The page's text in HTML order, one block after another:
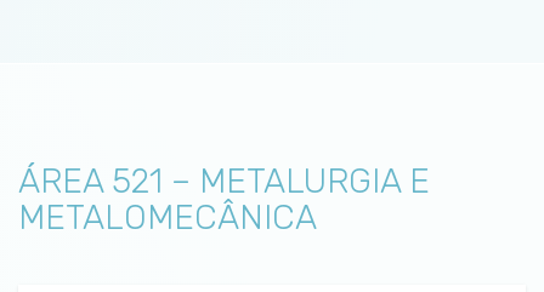
ÁREA 521 – METALURGIA E
METALOMECÂNICA